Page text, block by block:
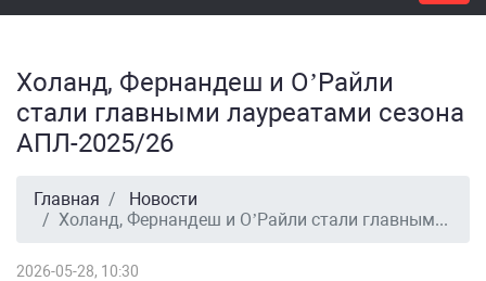
Холанд, Фернандеш и О’Райли
стали главными лауреатами сезона
АПЛ-2025/26
Главная
Новости
Холанд, Фернандеш и О’Райли стали главными лауреатами сезона АПЛ-2025/26
2026-05-28, 10:30